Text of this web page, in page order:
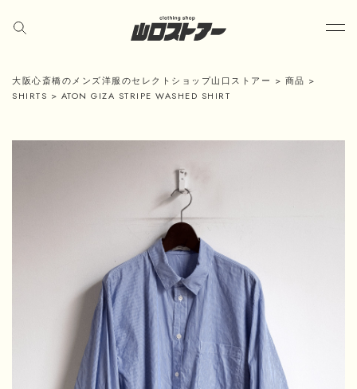
大阪心斎橋のメンズ洋服のセレクトショップ山口ストアー > 商品 >
SHIRTS > ATON GIZA STRIPE WASHED SHIRT